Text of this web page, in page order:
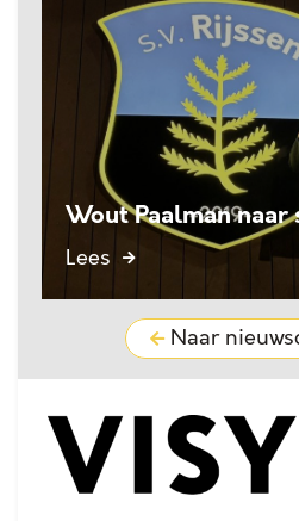
Wout Paalman naar
Lees
Naar